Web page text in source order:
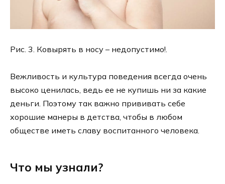
Рис. 3. Ковырять в носу – недопустимо!.
Вежливость и культура поведения всегда очень
высоко ценилась, ведь ее не купишь ни за какие
деньги. Поэтому так важно прививать себе
хорошие манеры в детства, чтобы в любом
обществе иметь славу воспитанного человека.
Что мы узнали?